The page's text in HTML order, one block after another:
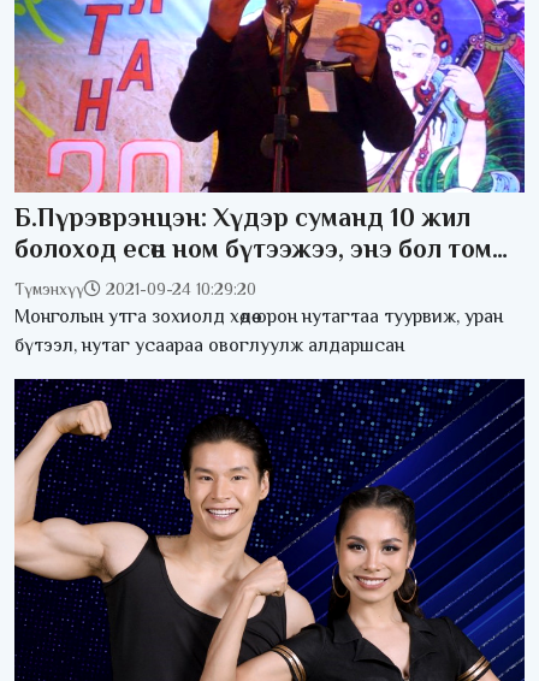
Б.Пүрэврэнцэн: Хүдэр суманд 10 жил
болоход есөн ном бүтээжээ, энэ бол том
олз
Түмэнхүү 2021-09-24 10:29:20
Монголын утга зохиолд хөдөө орон нутагтаа туурвиж, уран
бүтээл, нутаг усаараа овоглуулж алдаршсан